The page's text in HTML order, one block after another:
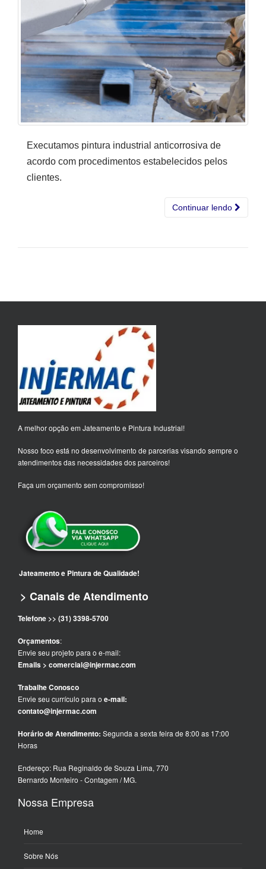
Executamos pintura industrial anticorrosiva de
acordo com procedimentos estabelecidos pelos
clientes.
Continuar lendo
A melhor opção em Jateamento e Pintura Industrial!
Nosso foco está no desenvolvimento de parcerias visando sempre o
atendimentos das necessidades dos parceiros!
Faça um orçamento sem compromisso!
Jateamento e Pintura de Qualidade!
> Canais de Atendimento
Telefone >> (31) 3398-5700
Orçamentos:
Envie seu projeto para o e-mail:
Emails > comercial@injermac.com
Trabalhe Conosco
Envie seu currículo para o e-mail:
contato@injermac.com
Horário de Atendimento: Segunda a sexta feira de 8:00 as 17:00
Horas
Endereço: Rua Reginaldo de Souza Lima, 770
Bernardo Monteiro - Contagem / MG.
Nossa Empresa
Home
Sobre Nós